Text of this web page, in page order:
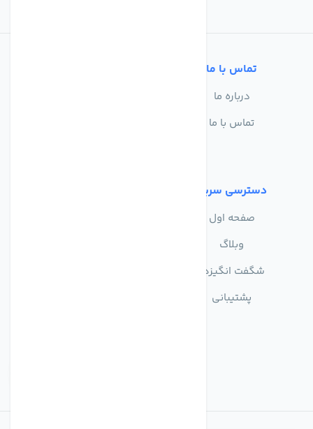
تماس با ما
درباره ما
تماس با ما
دسترسی سریع
صفحه اول
وبلاگ
شگفت انگیزها
پشتیبانی